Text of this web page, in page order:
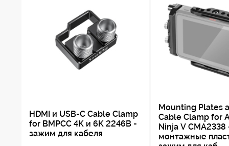
HDMI и USB-C Cable Clamp
for BMPCC 4K и 6K 2246B -
зажим для кабеля
Mounting Plates
Cable Clamp for
Ninja V CMA2338
монтажные